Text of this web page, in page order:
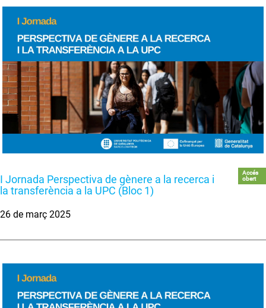
I Jornada Perspectiva de gènere a la recerca i
la transferència a la UPC (Bloc 1)
Accés
obert
26 de març 2025